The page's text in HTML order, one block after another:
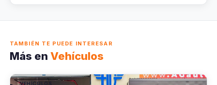
TAMBIÉN TE PUEDE INTERESAR
Más en Vehículos
VEHÍCULOS